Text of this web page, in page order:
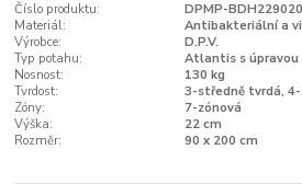
Číslo produktu:
DPMP-
Materiál:
Antibakteriální a
Výrobce:
D.P.V.
Typ potahu:
Atlantis s úpravou
Nosnost:
130 kg
Tvrdost:
3-středně tvrdá,
Zóny:
7-zónová
Výška:
22 cm
Rozměr:
90 x 200 cm